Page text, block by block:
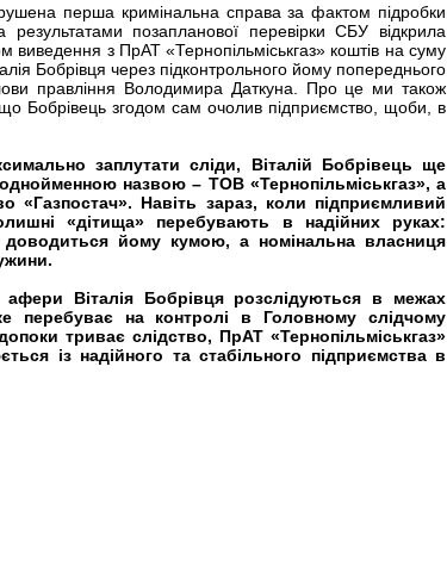
перша кримінальна справа за фактом підробки
результатами позапланової перевірки СБУ відкрила
виведення з ПрАТ «Тернопільміськгаз» коштів на суму
Бобрівця через підконтрольного йому попереднього
правління Володимира Даткуна. Про це ми також
Бобрівець згодом сам очолив підприємство, щоби, в
заплутати сліди, Віталій Бобрівець ще
назвою – ТОВ «Тернопільміськгаз», а
«Газпостач». Навіть зараз, коли підприємливий
«дітища» перебувають в надійних руках:
йому кумою, а номінальна власниця
Віталія Бобрівця розслідуються в межах
перебуває на контролі в Головному слідчому
допоки триває слідство, ПрАТ «Тернопільміськгаз»
із надійного та стабільного підприємства в